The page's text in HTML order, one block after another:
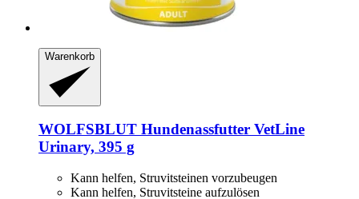
Warenkorb
WOLFSBLUT Hundenassfutter VetLine
Urinary, 395 g
Kann helfen, Struvitsteinen vorzubeugen
Kann helfen, Struvitsteine aufzulösen